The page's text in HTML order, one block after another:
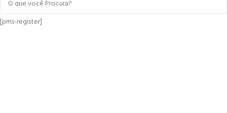
[pms-register]